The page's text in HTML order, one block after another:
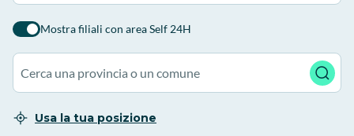
Mostra filiali con area Self 24H
Usa la tua posizione